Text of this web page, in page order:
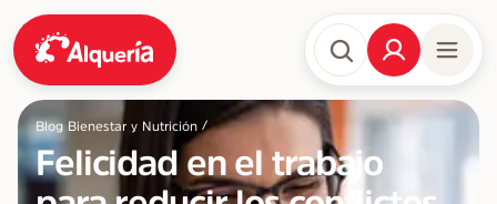
Blog Bienestar y Nutrición /
Felicidad en el trabajo